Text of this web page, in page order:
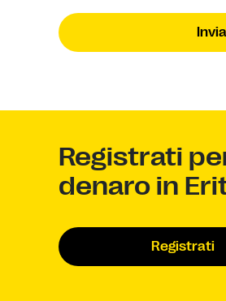
Registrati
denaro in
Registrati